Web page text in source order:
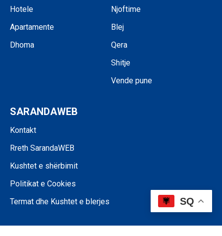
Hotele
Apartamente
Dhoma
Njoftime
Blej
Qera
Shitje
Vende pune
SARANDAWEB
Kontakt
Rreth SarandaWEB
Kushtet e shërbimit
Politikat e Cookies
Termat dhe Kushtet e blerjes
SQ